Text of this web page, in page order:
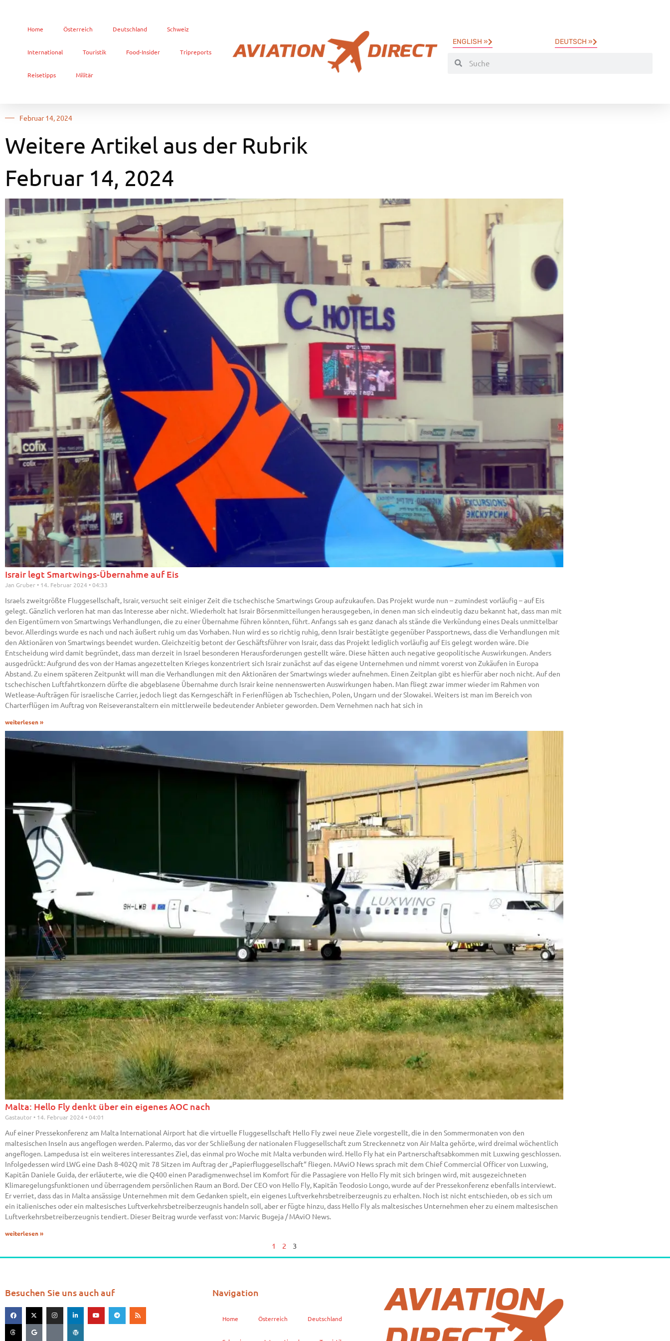
Home Österreich Deutschland Schweiz
International Touristik Food-Insider Tripreports
Reisetipps Militär
ENGLISH » DEUTSCH »
Februar 14, 2024
Weitere Artikel aus der Rubrik
Februar 14, 2024
Israir legt Smartwings-Übernahme auf Eis
Jan Gruber 14. Februar 2024 04:33
Israels zweitgrößte Fluggesellschaft, Israir, versucht seit einiger Zeit die tschechische Smartwings Group aufzukaufen. Das Projekt wurde nun – zumindest vorläufig – auf Eis
gelegt. Gänzlich verloren hat man das Interesse aber nicht. Wiederholt hat Israir Börsenmitteilungen herausgegeben, in denen man sich eindeutig dazu bekannt hat, dass man mit
den Eigentümern von Smartwings Verhandlungen, die zu einer Übernahme führen könnten, führt. Anfangs sah es ganz danach als stände die Verkündung eines Deals unmittelbar
bevor. Allerdings wurde es nach und nach äußert ruhig um das Vorhaben. Nun wird es so richtig ruhig, denn Israir bestätigte gegenüber Passportnews, dass die Verhandlungen mit
den Aktionären von Smartwings beendet wurden. Gleichzeitig betont der Geschäftsführer von Israir, dass das Projekt lediglich vorläufig auf Eis gelegt worden wäre. Die
Entscheidung wird damit begründet, dass man derzeit in Israel besonderen Herausforderungen gestellt wäre. Diese hätten auch negative geopolitische Auswirkungen. Anders
ausgedrückt: Aufgrund des von der Hamas angezettelten Krieges konzentriert sich Israir zunächst auf das eigene Unternehmen und nimmt vorerst von Zukäufen in Europa
Abstand. Zu einem späteren Zeitpunkt will man die Verhandlungen mit den Aktionären der Smartwings wieder aufnehmen. Einen Zeitplan gibt es hierfür aber noch nicht. Auf den
tschechischen Luftfahrtkonzern dürfte die abgeblasene Übernahme durch Israir keine nennenswerten Auswirkungen haben. Man fliegt zwar immer wieder im Rahmen von
Wetlease-Aufträgen für israelische Carrier, jedoch liegt das Kerngeschäft in Ferienflügen ab Tschechien, Polen, Ungarn und der Slowakei. Weiters ist man im Bereich von
Charterflügen im Auftrag von Reiseveranstaltern ein mittlerweile bedeutender Anbieter geworden. Dem Vernehmen nach hat sich in
weiterlesen »
Malta: Hello Fly denkt über ein eigenes AOC nach
Gastautor 14. Februar 2024 04:01
Auf einer Pressekonferenz am Malta International Airport hat die virtuelle Fluggesellschaft Hello Fly zwei neue Ziele vorgestellt, die in den Sommermonaten von den
maltesischen Inseln aus angeflogen werden. Palermo, das vor der Schließung der nationalen Fluggesellschaft zum Streckennetz von Air Malta gehörte, wird dreimal wöchentlich
angeflogen. Lampedusa ist ein weiteres interessantes Ziel, das einmal pro Woche mit Malta verbunden wird. Hello Fly hat ein Partnerschaftsabkommen mit Luxwing geschlossen.
Infolgedessen wird LWG eine Dash 8-402Q mit 78 Sitzen im Auftrag der „Papierfluggesellschaft“ fliegen. MAviO News sprach mit dem Chief Commercial Officer von Luxwing,
Kapitän Daniele Guida, der erläuterte, wie die Q400 einen Paradigmenwechsel im Komfort für die Passagiere von Hello Fly mit sich bringen wird, mit ausgezeichneten
Klimaregelungsfunktionen und überragendem persönlichen Raum an Bord. Der CEO von Hello Fly, Kapitän Teodosio Longo, wurde auf der Pressekonferenz ebenfalls interviewt.
Er verriet, dass das in Malta ansässige Unternehmen mit dem Gedanken spielt, ein eigenes Luftverkehrsbetreiberzeugnis zu erhalten. Noch ist nicht entschieden, ob es sich um
ein italienisches oder ein maltesisches Luftverkehrsbetreiberzeugnis handeln soll, aber er fügte hinzu, dass Hello Fly als maltesisches Unternehmen eher zu einem maltesischen
Luftverkehrsbetreiberzeugnis tendiert. Dieser Beitrag wurde verfasst von: Marvic Bugeja / MAviO News.
weiterlesen »
1 2 3
Besuchen Sie uns auch auf Navigation
Home Österreich Deutschland